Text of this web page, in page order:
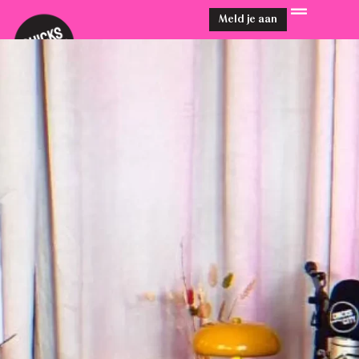
Meld je aan